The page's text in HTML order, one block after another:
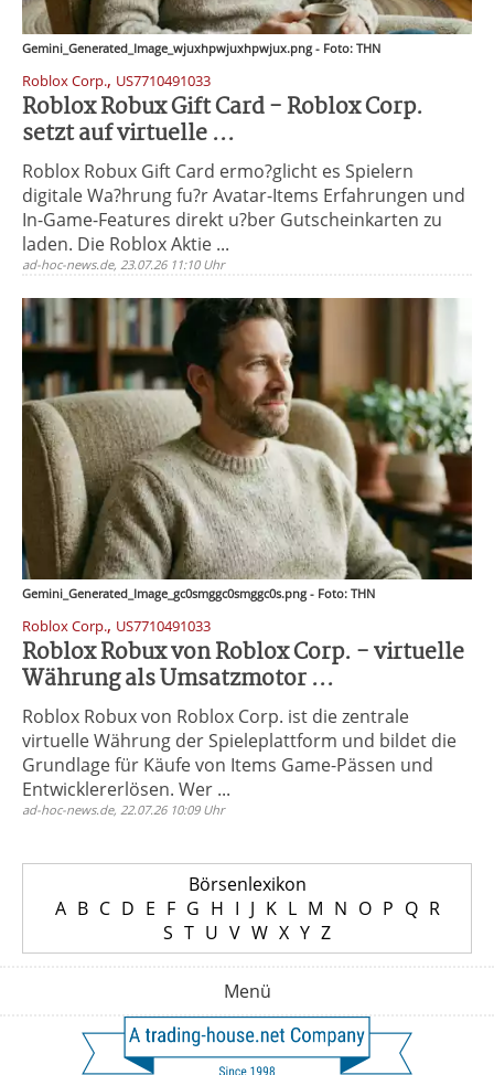
Gemini_Generated_Image_wjuxhpwjuxhpwjux.png - Foto: THN
Roblox Corp., US7710491033
Roblox Robux Gift Card - Roblox Corp.
setzt auf virtuelle ...
Roblox Robux Gift Card ermo?glicht es Spielern
digitale Wa?hrung fu?r Avatar-Items Erfahrungen und
In-Game-Features direkt u?ber Gutscheinkarten zu
laden. Die Roblox Aktie ...
ad-hoc-news.de, 23.07.26 11:10 Uhr
Gemini_Generated_Image_gc0smggc0smggc0s.png - Foto: THN
Roblox Corp., US7710491033
Roblox Robux von Roblox Corp. - virtuelle
Währung als Umsatzmotor ...
Roblox Robux von Roblox Corp. ist die zentrale
virtuelle Währung der Spieleplattform und bildet die
Grundlage für Käufe von Items Game-Pässen und
Entwicklererlösen. Wer ...
ad-hoc-news.de, 22.07.26 10:09 Uhr
Börsenlexikon
A B C D E F G H I J K L M N O P Q R
S T U V W X Y Z
Menü